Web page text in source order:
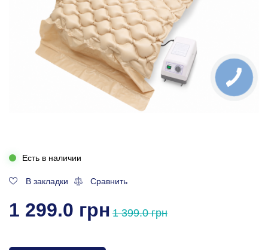
Есть в наличии
В закладки Сравнить
1 299.0 грн 1 399.0 грн